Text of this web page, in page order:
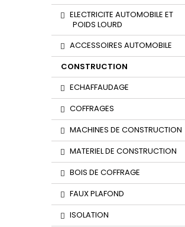
ELECTRICITE AUTOMOBILE ET
POIDS LOURD
ACCESSOIRES AUTOMOBILE
CONSTRUCTION
ECHAFFAUDAGE
COFFRAGES
MACHINES DE CONSTRUCTION
MATERIEL DE CONSTRUCTION
BOIS DE COFFRAGE
FAUX PLAFOND
ISOLATION